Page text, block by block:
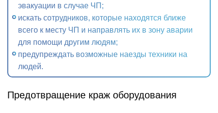
эвакуации в случае ЧП;
искать сотрудников, которые находятся ближе
всего к месту ЧП и направлять их в зону аварии
для помощи другим людям;
предупреждать возможные наезды техники на
людей.
Предотвращение краж оборудования